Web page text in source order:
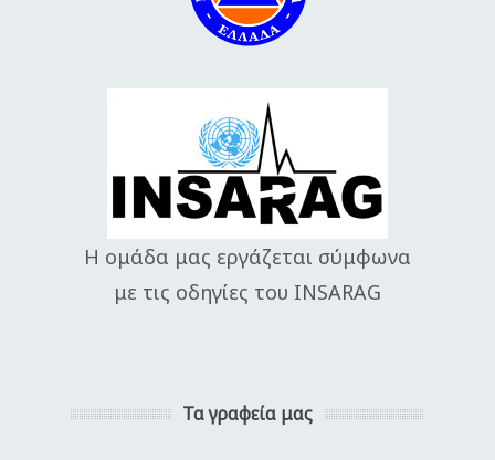
Η ομάδα μας εργάζεται σύμφωνα
με τις οδηγίες του INSARAG
Τα γραφεία μας